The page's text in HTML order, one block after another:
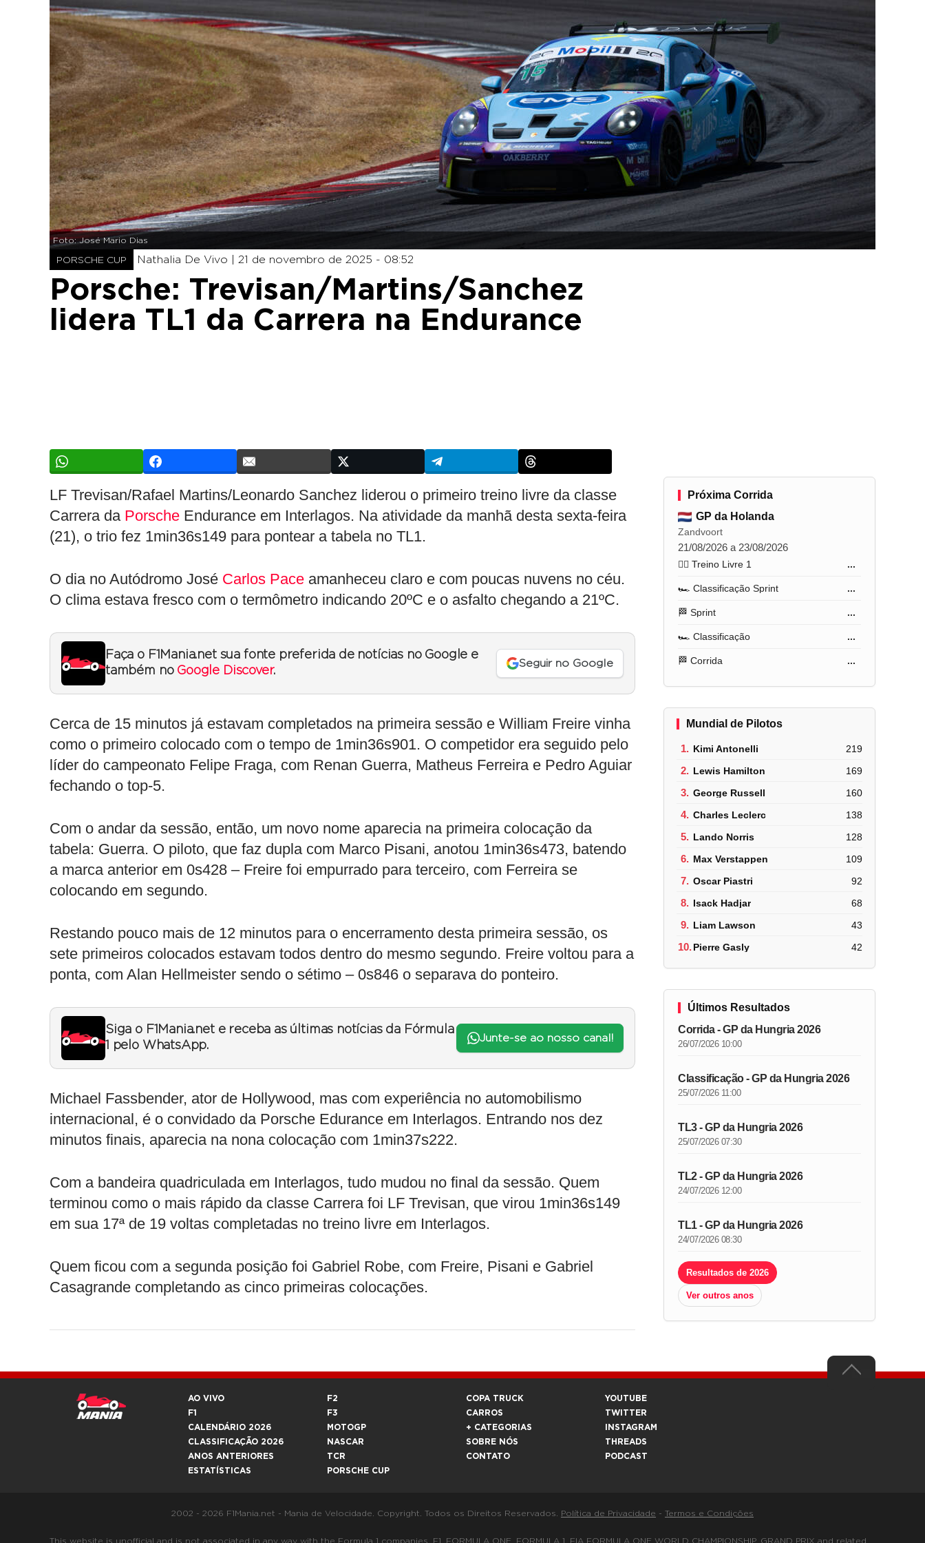
Foto: José Mario Dias
PORSCHE CUP Nathalia De Vivo | 21 de novembro de 2025 - 08:52
Porsche: Trevisan/Martins/Sanchez
lidera TL1 da Carrera na Endurance
LF Trevisan/Rafael Martins/Leonardo Sanchez liderou o primeiro treino livre da classe
Carrera da Porsche Endurance em Interlagos. Na atividade da manhã desta sexta-feira
(21), o trio fez 1min36s149 para pontear a tabela no TL1.
O dia no Autódromo José Carlos Pace amanheceu claro e com poucas nuvens no céu.
O clima estava fresco com o termômetro indicando 20ºC e o asfalto chegando a 21ºC.
Faça o F1Mania.net sua fonte preferida de notícias no Google e
também no Google Discover.
Seguir no Google
Cerca de 15 minutos já estavam completados na primeira sessão e William Freire vinha
como o primeiro colocado com o tempo de 1min36s901. O competidor era seguido pelo
líder do campeonato Felipe Fraga, com Renan Guerra, Matheus Ferreira e Pedro Aguiar
fechando o top-5.
Com o andar da sessão, então, um novo nome aparecia na primeira colocação da
tabela: Guerra. O piloto, que faz dupla com Marco Pisani, anotou 1min36s473, batendo
a marca anterior em 0s428 – Freire foi empurrado para terceiro, com Ferreira se
colocando em segundo.
Restando pouco mais de 12 minutos para o encerramento desta primeira sessão, os
sete primeiros colocados estavam todos dentro do mesmo segundo. Freire voltou para a
ponta, com Alan Hellmeister sendo o sétimo – 0s846 o separava do ponteiro.
Siga o F1Mania.net e receba as últimas notícias da Fórmula
1 pelo WhatsApp.
Junte-se ao nosso canal!
Michael Fassbender, ator de Hollywood, mas com experiência no automobilismo
internacional, é o convidado da Porsche Edurance em Interlagos. Entrando nos dez
minutos finais, aparecia na nona colocação com 1min37s222.
Com a bandeira quadriculada em Interlagos, tudo mudou no final da sessão. Quem
terminou como o mais rápido da classe Carrera foi LF Trevisan, que virou 1min36s149
em sua 17ª de 19 voltas completadas no treino livre em Interlagos.
Quem ficou com a segunda posição foi Gabriel Robe, com Freire, Pisani e Gabriel
Casagrande completando as cinco primeiras colocações.
Próxima Corrida
GP da Holanda
Zandvoort
21/08/2026 a 23/08/2026
🏋️‍♂️ Treino Livre 1 ...
🏎️ Classificação Sprint ...
🏁 Sprint ...
🏎️ Classificação ...
🏁 Corrida ...
Mundial de Pilotos
1. Kimi Antonelli 219
2. Lewis Hamilton 169
3. George Russell 160
4. Charles Leclerc 138
5. Lando Norris 128
6. Max Verstappen 109
7. Oscar Piastri 92
8. Isack Hadjar 68
9. Liam Lawson 43
10.Pierre Gasly 42
Últimos Resultados
Corrida - GP da Hungria 2026
26/07/2026 10:00
Classificação - GP da Hungria 2026
25/07/2026 11:00
TL3 - GP da Hungria 2026
25/07/2026 07:30
TL2 - GP da Hungria 2026
24/07/2026 12:00
TL1 - GP da Hungria 2026
24/07/2026 08:30
Resultados de 2026
Ver outros anos
AO VIVO
F1
CALENDÁRIO 2026
CLASSIFICAÇÃO 2026
ANOS ANTERIORES
ESTATÍSTICAS
F2
F3
MOTOGP
NASCAR
TCR
PORSCHE CUP
COPA TRUCK
CARROS
+ CATEGORIAS
SOBRE NÓS
CONTATO
YOUTUBE
TWITTER
INSTAGRAM
THREADS
PODCAST
2002 - 2026 F1Mania.net - Mania de Velocidade. Copyright. Todos os Direitos Reservados. Política de Privacidade - Termos e Condições
This website is unofficial and is not associated in any way with the Formula 1 companies. F1, FORMULA ONE, FORMULA 1, FIA FORMULA ONE WORLD CHAMPIONSHIP, GRAND PRIX and related